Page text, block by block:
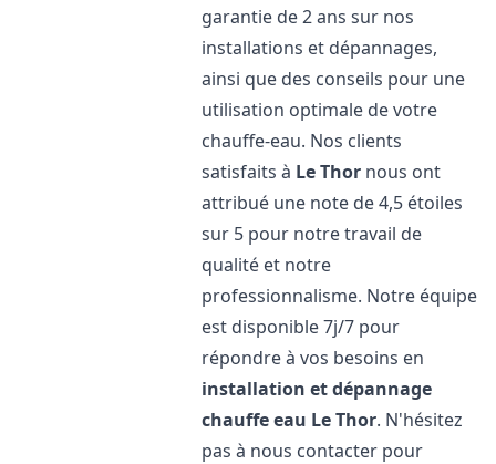
garantie de 2 ans sur nos
installations et dépannages,
ainsi que des conseils pour une
utilisation optimale de votre
chauffe-eau. Nos clients
satisfaits à Le Thor nous ont
attribué une note de 4,5 étoiles
sur 5 pour notre travail de
qualité et notre
professionnalisme. Notre équipe
est disponible 7j/7 pour
répondre à vos besoins en
installation et dépannage
chauffe eau Le Thor. N'hésitez
pas à nous contacter pour